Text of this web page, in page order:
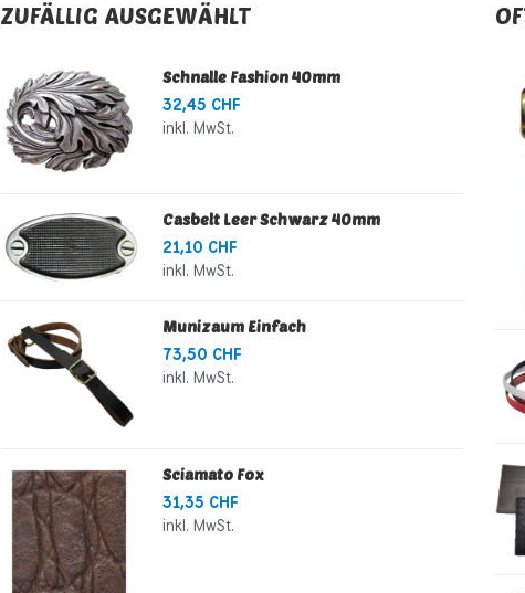
ZUFÄLLIG AUSGEWÄHLT
Schnalle Fashion 40mm
32,45 CHF
inkl. MwSt.
Casbelt Leer Schwarz 40mm
21,10 CHF
inkl. MwSt.
Munizaum Einfach
73,50 CHF
inkl. MwSt.
Sciamato Fox
31,35 CHF
inkl. MwSt.